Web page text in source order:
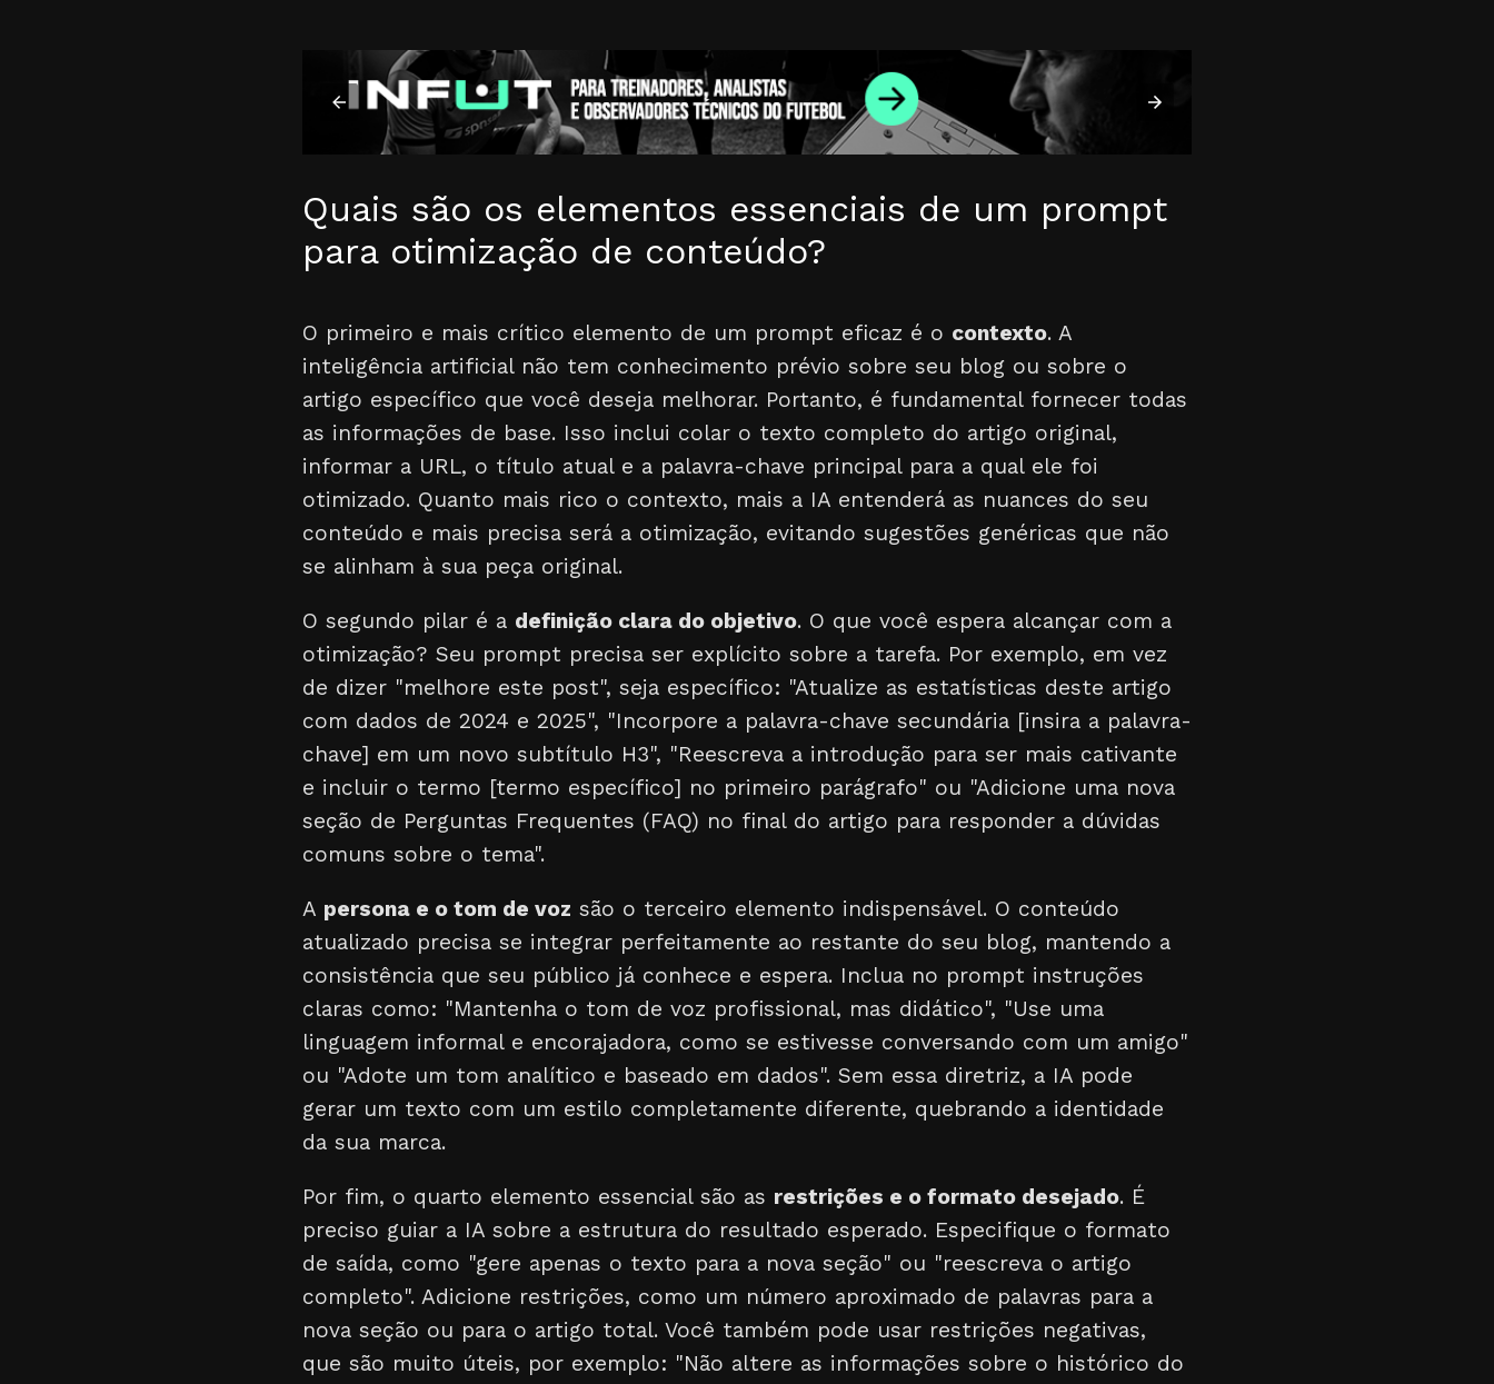
Quais são os elementos essenciais de um prompt
para otimização de conteúdo?
O primeiro e mais crítico elemento de um prompt eficaz é o contexto. A
inteligência artificial não tem conhecimento prévio sobre seu blog ou sobre o
artigo específico que você deseja melhorar. Portanto, é fundamental fornecer todas
as informações de base. Isso inclui colar o texto completo do artigo original,
informar a URL, o título atual e a palavra-chave principal para a qual ele foi
otimizado. Quanto mais rico o contexto, mais a IA entenderá as nuances do seu
conteúdo e mais precisa será a otimização, evitando sugestões genéricas que não
se alinham à sua peça original.
O segundo pilar é a definição clara do objetivo. O que você espera alcançar com a
otimização? Seu prompt precisa ser explícito sobre a tarefa. Por exemplo, em vez
de dizer "melhore este post", seja específico: "Atualize as estatísticas deste artigo
com dados de 2024 e 2025", "Incorpore a palavra-chave secundária [insira a palavra-
chave] em um novo subtítulo H3", "Reescreva a introdução para ser mais cativante
e incluir o termo [termo específico] no primeiro parágrafo" ou "Adicione uma nova
seção de Perguntas Frequentes (FAQ) no final do artigo para responder a dúvidas
comuns sobre o tema".
A persona e o tom de voz são o terceiro elemento indispensável. O conteúdo
atualizado precisa se integrar perfeitamente ao restante do seu blog, mantendo a
consistência que seu público já conhece e espera. Inclua no prompt instruções
claras como: "Mantenha o tom de voz profissional, mas didático", "Use uma
linguagem informal e encorajadora, como se estivesse conversando com um amigo"
ou "Adote um tom analítico e baseado em dados". Sem essa diretriz, a IA pode
gerar um texto com um estilo completamente diferente, quebrando a identidade
da sua marca.
Por fim, o quarto elemento essencial são as restrições e o formato desejado. É
preciso guiar a IA sobre a estrutura do resultado esperado. Especifique o formato
de saída, como "gere apenas o texto para a nova seção" ou "reescreva o artigo
completo". Adicione restrições, como um número aproximado de palavras para a
nova seção ou para o artigo total. Você também pode usar restrições negativas,
que são muito úteis, por exemplo: "Não altere as informações sobre o histórico do